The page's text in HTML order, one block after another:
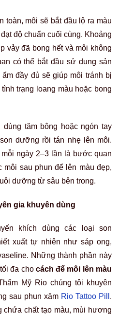
toàn, môi sẽ bắt đầu lộ ra màu
độ chuẩn cuối cùng. Khoảng
vảy đã bong hết và môi không
có thể bắt đầu sử dụng sản
đầy đủ sẽ giúp môi tránh bị
trạng loang màu hoặc bong
tăm bông hoặc ngón tay
dưỡng rồi tán nhẹ lên môi.
ngày 2–3 lần là bước quan
môi sau phun để lên màu đẹp,
dưỡng từ sâu bên trong.
gia khuyên dùng
khích dùng các loại son
xuất tự nhiên như sáp ong,
Những thành phần này
đa cho cách để môi lên màu
Mỹ Rio chúng tôi khuyên
sau phun xăm Rio Tattoo Pill .
chứa chất tạo màu, mùi hương